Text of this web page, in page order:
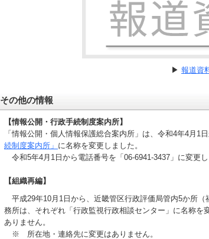
▶ 報道資
その他の情報
【情報公開・行政手続制度案内所】
「情報公開・個人情報保護総合案内所」は、令和4年4月1
続制度案内所」 に名称を変更しました。
令和5年4月1日から電話番号を「06-6941-3437」に変更し
【組織再編】
平成29年10月1日から、近畿管区行政評価局管内5か所
務所は、それぞれ「行政監視行政相談センター」に名称を
ありません。
※ 所在地・連絡先に変更はありません。